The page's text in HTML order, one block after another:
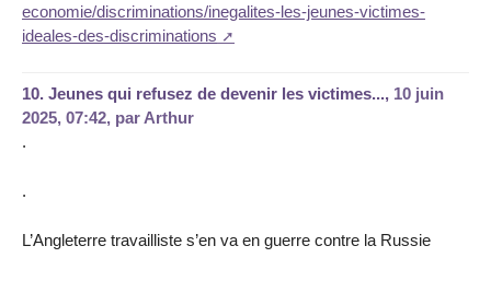
economie/discriminations/inegalites-les-jeunes-victimes-
ideales-des-discriminations
10. Jeunes qui refusez de devenir les victimes..., 10 juin
2025, 07:42, par Arthur
.
.
L’Angleterre travailliste s’en va en guerre contre la Russie